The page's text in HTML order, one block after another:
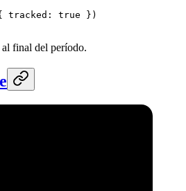
tracked: true })
al final del período.